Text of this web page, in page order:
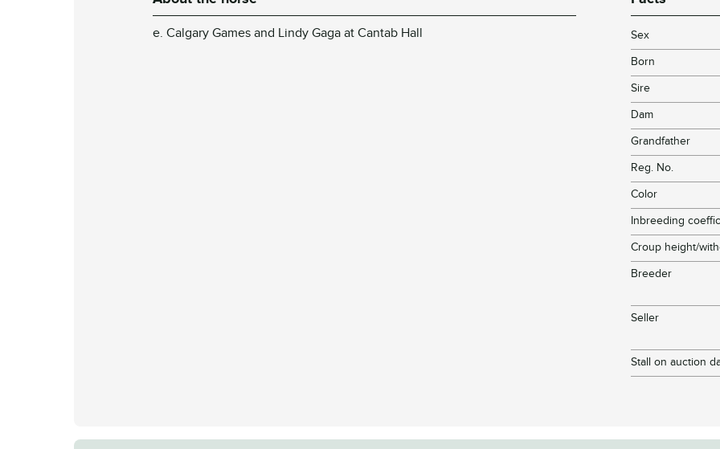
e. Calgary Games and Lindy Gaga at Cantab Hall
Sex
Born
Sire
Dam
Grandfather
Reg. No.
Color
Inbreeding
Croup height/
Breeder
Seller
Stall on auction